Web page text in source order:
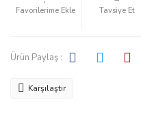
Tavsiye Et
Ürün Paylaş :
Karşılaştır